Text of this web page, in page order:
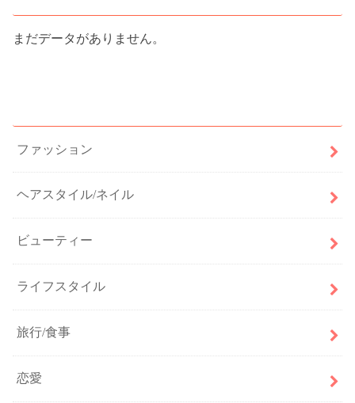
まだデータがありません。
ファッション
ヘアスタイル/ネイル
ビューティー
ライフスタイル
旅行/食事
恋愛